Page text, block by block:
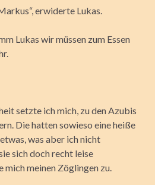
erwiderte Lukas.
Lukas wir müssen zum Essen
setzte ich mich, zu den Azubis
Die hatten sowieso eine heiße
was aber ich nicht
sich doch recht leise
meinen Zöglingen zu.